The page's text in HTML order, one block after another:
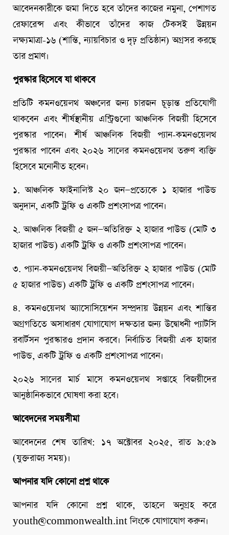
আবেদনকারীকে জমা দিতে হবে তাঁদের কাজের নমুনা, পেশাগত
রেফারেন্স এবং কীভাবে তাঁদের কাজ টেকসই উন্নয়ন
লক্ষ্যমাত্রা-১৬ (শান্তি, ন্যায়বিচার ও দৃঢ় প্রতিষ্ঠান) অগ্রসর করছে
তার প্রমাণ।
পুরস্কার হিসেবে যা থাকবে
প্রতিটি কমনওয়েলথ অঞ্চলের জন্য চারজন চূড়ান্ত প্রতিযোগী
থাকবেন এবং শীর্ষস্থানীয় এন্ট্রিগুলো আঞ্চলিক বিজয়ী হিসেবে
পুরস্কার পাবেন। শীর্ষ আঞ্চলিক বিজয়ী প্যান-কমনওয়েলথ
পুরস্কার পাবেন এবং ২০২৬ সালের কমনওয়েলথ তরুণ ব্যক্তি
হিসেবে মনোনীত হবেন।
১. আঞ্চলিক ফাইনালিস্ট ২০ জন—প্রত্যেকে ১ হাজার পাউন্ড
অনুদান, একটি ট্রফি ও একটি প্রশংসাপত্র পাবেন।
২. আঞ্চলিক বিজয়ী ৫ জন—অতিরিক্ত ২ হাজার পাউন্ড (মোট ৩
হাজার পাউন্ড) একটি ট্রফি ও একটি প্রশংসাপত্র পাবেন।
৩. প্যান-কমনওয়েলথ বিজয়ী—অতিরিক্ত ২ হাজার পাউন্ড (মোট
৫ হাজার পাউন্ড) একটি ট্রফি ও একটি প্রশংসাপত্র পাবেন।
৪. কমনওয়েলথ অ্যাসোসিয়েশন সম্প্রদায় উন্নয়ন এবং শান্তির
অগ্রগতিতে অসাধারণ যোগাযোগ দক্ষতার জন্য উদ্বোধনী প্যাটসি
রবার্টসন পুরস্কারও প্রদান করবে। নির্বাচিত বিজয়ী এক হাজার
পাউন্ড, একটি ট্রফি ও একটি প্রশংসাপত্র পাবেন।
২০২৬ সালের মার্চ মাসে কমনওয়েলথ সপ্তাহে বিজয়ীদের
আনুষ্ঠানিকভাবে ঘোষণা করা হবে।
আবেদনের সময়সীমা
আবেদনের শেষ তারিখ: ১৭ অক্টোবর ২০২৫, রাত ৯:৫৯
(যুক্তরাজ্য সময়)।
আপনার যদি কোনো প্রশ্ন থাকে
আপনার যদি কোনো প্রশ্ন থাকে, তাহলে অনুগ্রহ করে
youth@commonwealth.int লিংকে যোগাযোগ করুন।